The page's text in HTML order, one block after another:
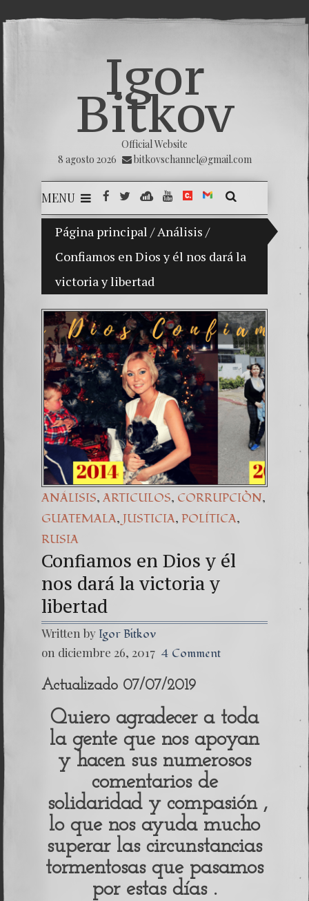
Igor
Bitkov
Official Website
8 agosto 2026
bitkovschannel@gmail.com
MENU
Página principal /Análisis /
Confiamos en Dios y él nos dará la
victoria y libertad
PREOCUPACIÓN POR LA PERSECUCIÓN A LA
One
30.
4.
ANÁLISIS, ARTICULOS, CORRUPCIÒN,
GUATEMALA, JUSTICIA, POLÍTICA,
RUSIA
Confiamos en Dios y él
nos dará la victoria y
libertad
Written by Igor Bitkov
on diciembre 26, 2017 4 Comment
Actualizado 07/07/2019
Quiero agradecer a toda
la gente que nos apoyan
y hacen sus numerosos
comentarios de
solidaridad y compasión ,
lo que nos ayuda mucho
superar las circunstancias
tormentosas que pasamos
por estas días .